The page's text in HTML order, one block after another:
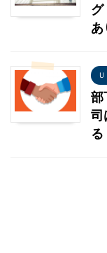
グ
あ
部
司
る